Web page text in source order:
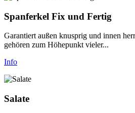
Spanferkel Fix und Fertig
Garantiert außen knusprig und innen
gehören zum Höhepunkt vieler...
Info
Salate